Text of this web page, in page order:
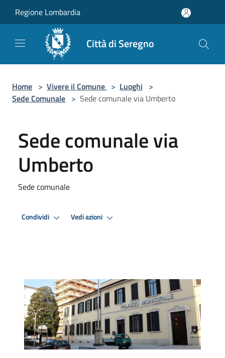
Regione Lombardia
Città di Seregno
Home > Vivere il Comune > Luoghi >
Sede Comunale > Sede comunale via Umberto
Sede comunale via
Umberto
Sede comunale
Condividi Vedi azioni